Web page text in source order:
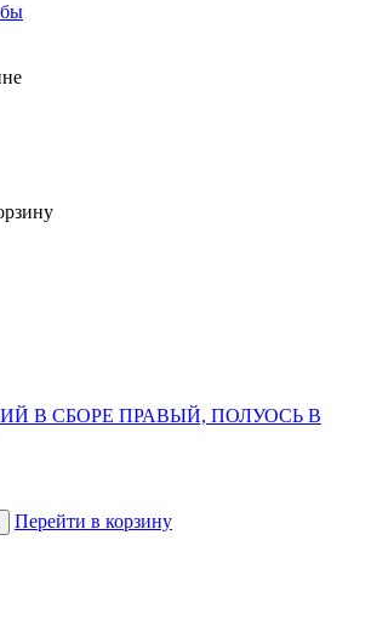
В СБОРЕ ПРАВЫЙ, ПОЛУОСЬ В
Перейти в корзину